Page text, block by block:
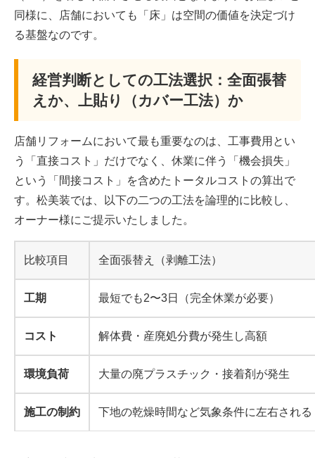
同様に、店舗においても「床」は空間の価値を決定づけ
る基盤なのです。
経営判断としての工法選択：全面張替
えか、上貼り（カバー工法）か
店舗リフォームにおいて最も重要なのは、工事費用とい
う「直接コスト」だけでなく、休業に伴う「機会損失」
という「間接コスト」を含めたトータルコストの算出で
す。松美装では、以下の二つの工法を論理的に比較し、
オーナー様にご提示いたしました。
比較項目 全面張替え（剥離工法）
工期 最短でも2〜3日（完全休業が必要）
コスト 解体費・産廃処分費が発生し高額
環境負荷 大量の廃プラスチック・接着剤が発生
施工の制約 下地の乾燥時間など気象条件に左右される